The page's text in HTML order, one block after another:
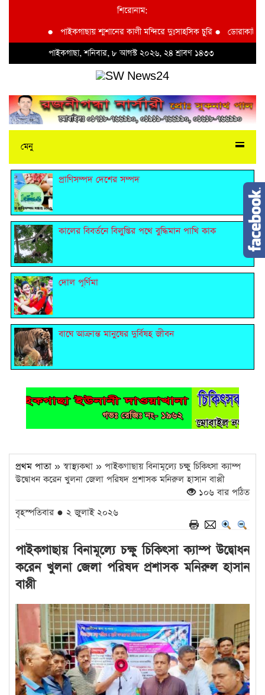
শিরোনাম:
পাইকগাছায় শ্মশানের কালী মন্দিরে দুঃসাহসিক চুরি●ডোরাকাটা মাল্টা
পাইকগাছা, শনিবার, ৮ আগস্ট ২০২৬, ২৪ শ্রাবণ ১৪৩৩
মেনু
প্রাণিসম্পদ দেশের সম্পদ
কালের বিবর্তনে বিলুপ্তির পথে বুদ্ধিমান পাখি কাক
দোল পূর্ণিমা
বাঘে আক্রান্ত মানুষের দুর্বিষহ জীবন
প্রথম পাতা » স্বাস্থ্যকথা » পাইকগাছায় বিনামূল্যে চক্ষু চিকিৎসা ক্যাম্প
উদ্বোধন করেন খুলনা জেলা পরিষদ প্রশাসক মনিরুল হাসান বাপ্পী
১০৬ বার পঠিত
বৃহস্পতিবার ● ২ জুলাই ২০২৬
পাইকগাছায় বিনামূল্যে চক্ষু চিকিৎসা ক্যাম্প উদ্বোধন
করেন খুলনা জেলা পরিষদ প্রশাসক মনিরুল হাসান
বাপ্পী